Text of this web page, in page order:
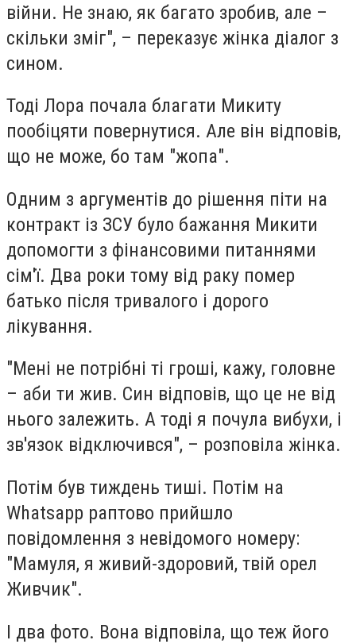
війни. Не знаю, як багато зробив, але –
скільки зміг", – переказує жінка діалог з
сином.
Тоді Лора почала благати Микиту
пообіцяти повернутися. Але він відповів,
що не може, бо там "жопа".
Одним з аргументів до рішення піти на
контракт із ЗСУ було бажання Микити
допомогти з фінансовими питаннями
сім'ї. Два роки тому від раку помер
батько після тривалого і дорого
лікування.
"Мені не потрібні ті гроші, кажу, головне
– аби ти жив. Син відповів, що це не від
нього залежить. А тоді я почула вибухи, і
зв'язок відключився", – розповіла жінка.
Потім був тиждень тиші. Потім на
Whatsapp раптово прийшло
повідомлення з невідомого номеру:
"Мамуля, я живий-здоровий, твій орел
Живчик".
І два фото. Вона відповіла, що теж його